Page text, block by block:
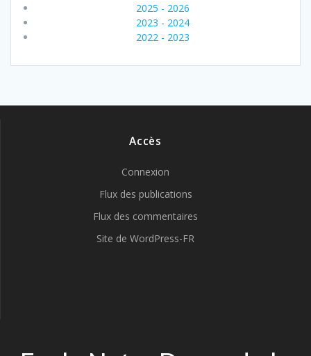
2025 - 2026
2023 - 2024
2022 - 2023
Accès
Connexion
Flux des publications
Flux des commentaires
Site de WordPress-FR